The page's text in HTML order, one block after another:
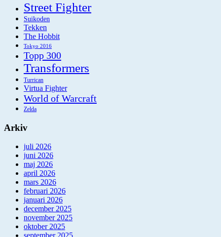
Street Fighter
Suikoden
Tekken
The Hobbit
Tokyo 2016
Topp 300
Transformers
Turrican
Virtua Fighter
World of Warcraft
Zelda
Arkiv
juli 2026
juni 2026
maj 2026
april 2026
mars 2026
februari 2026
januari 2026
december 2025
november 2025
oktober 2025